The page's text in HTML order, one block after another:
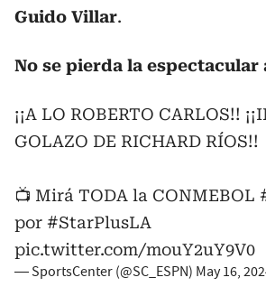
Guido Villar.
No se pierda la
¡¡A LO ROBERTO CARLOS!!
GOLAZO DE RICHARD RÍOS!!
📺 Mirá TODA la CONMEBOL
por #StarPlusLA
pic.twitter.com/mouY2uY9V0
— SportsCenter (@SC_ESPN) May 16,